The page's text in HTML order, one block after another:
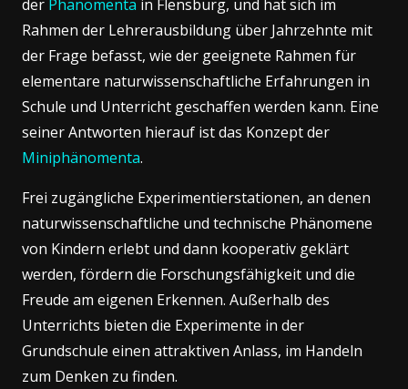
der Phänomenta in Flensburg, und hat sich im
Rahmen der Lehrerausbildung über Jahrzehnte mit
der Frage befasst, wie der geeignete Rahmen für
elementare naturwissenschaftliche Erfahrungen in
Schule und Unterricht geschaffen werden kann. Eine
seiner Antworten hierauf ist das Konzept der
Miniphänomenta.
Frei zugängliche Experimentierstationen, an denen
naturwissenschaftliche und technische Phänomene
von Kindern erlebt und dann kooperativ geklärt
werden, fördern die Forschungsfähigkeit und die
Freude am eigenen Erkennen. Außerhalb des
Unterrichts bieten die Experimente in der
Grundschule einen attraktiven Anlass, im Handeln
zum Denken zu finden.